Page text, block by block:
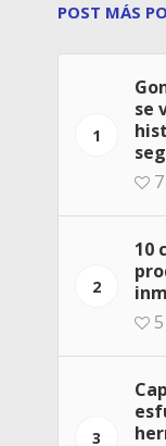
POST MÁS
1
se
7
2
10
5
3